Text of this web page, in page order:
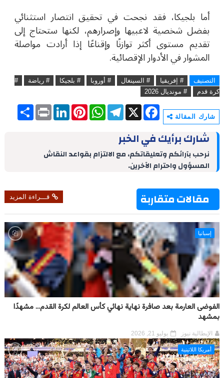
أما بلجيكا، فقد نجحت في تحقيق انتصار استثنائي
بفضل شخصية لاعبيها وإصرارهم، لكنها ستحتاج إلى
تقديم مستوى أكثر توازنًا وإقناعًا إذا أرادت مواصلة
المشوار في الأدوار الإقصائية.
التصنيف # إفريقيا # السينغال # أوروبا # بلجيكا # رياضة
#
كرة قدم
# مونديال 2026
شارك المقالة
S
h
P
r
L
I
P
e
W
h
p
T
e
g
a
X
F
a
b
o
k
شارك برأيك في الخبر
نرحب بآرائكم وتعليقاتكم، مع الالتزام بقواعد النقاش
المسؤول واحترام الآخرين.
مقالات متقاربة قـــراءة المزيد
إسبانيا
الفوضى العارمة بعد صافرة نهاية نهائي كأس العالم لكرة القدم... مشهدًا
بمشهد
الإيطالية نيوز يوليو 21, 2026
أمريكا اللاتينية